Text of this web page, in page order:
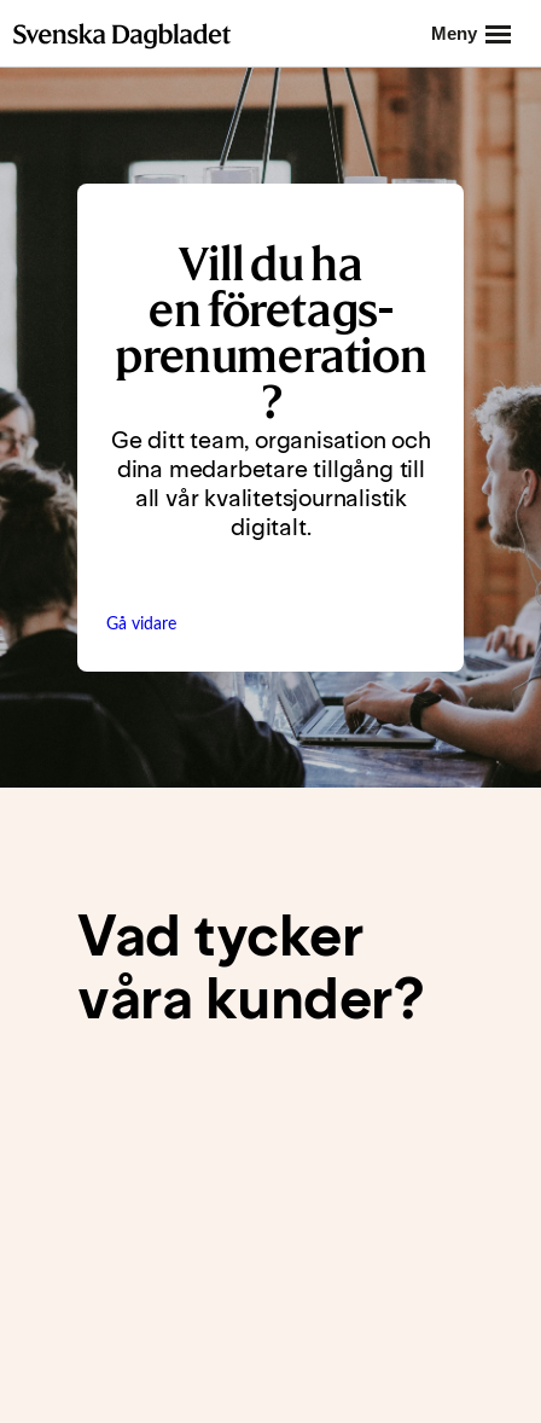
Svenska
Dagbladet
Meny
Vill du ha
en företags-
prenumeration
?
Ge ditt team, organisation och
dina medarbetare tillgång till
all vår kvalitetsjournalistik
digitalt.
Gå vidare
Vad tycker
våra kunder?